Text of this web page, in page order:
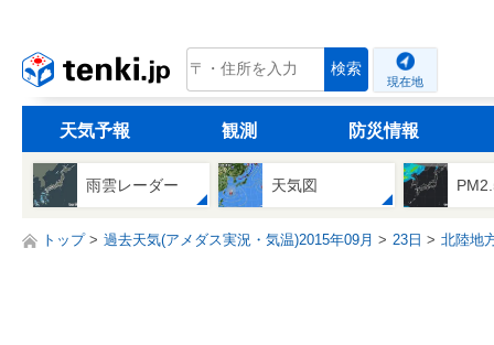
tenki.jp 検索
現在地
天気予報 観測 防災情報
雨雲レーダー 天気図
トップ 過去天気(アメダス実況・気温)2015年09月 23日 北陸地